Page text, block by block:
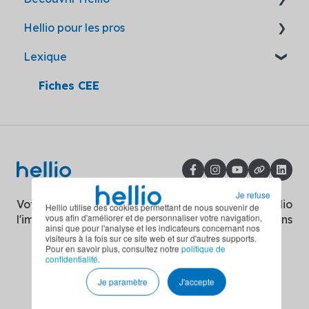
Hellio utilise des cookies permettant de nous souvenir de
vous afin d'améliorer et de personnaliser votre navigation,
ainsi que pour l'analyse et les indicateurs concernant nos
visiteurs à la fois sur ce site web et sur d'autres supports.
Pour en savoir plus, consultez notre politique de
confidentialité.
Je paramètre
J'accepte
Je refuse
Mon Accompagnateur Rénov'
Réseaux de chaleur
Loc'Avantages
Subvention publique
Divers
Obligation d'audit énergétique
Interdiction de location des logements
Carnet d'information du logement
Après inscription
Hellio, partenaire de confiance
Les travaux par Hellio
Les aides par Hellio
Hellio pour les pros
Devenir partenaire
L'accompagnement Hellio
Certificats d'Économies d'Énergie
Ma Prime Rénov'
Lexique
Fiches CEE
Votre énergie a de
l'impact
Copyright © 2026, Hellio
Solutions